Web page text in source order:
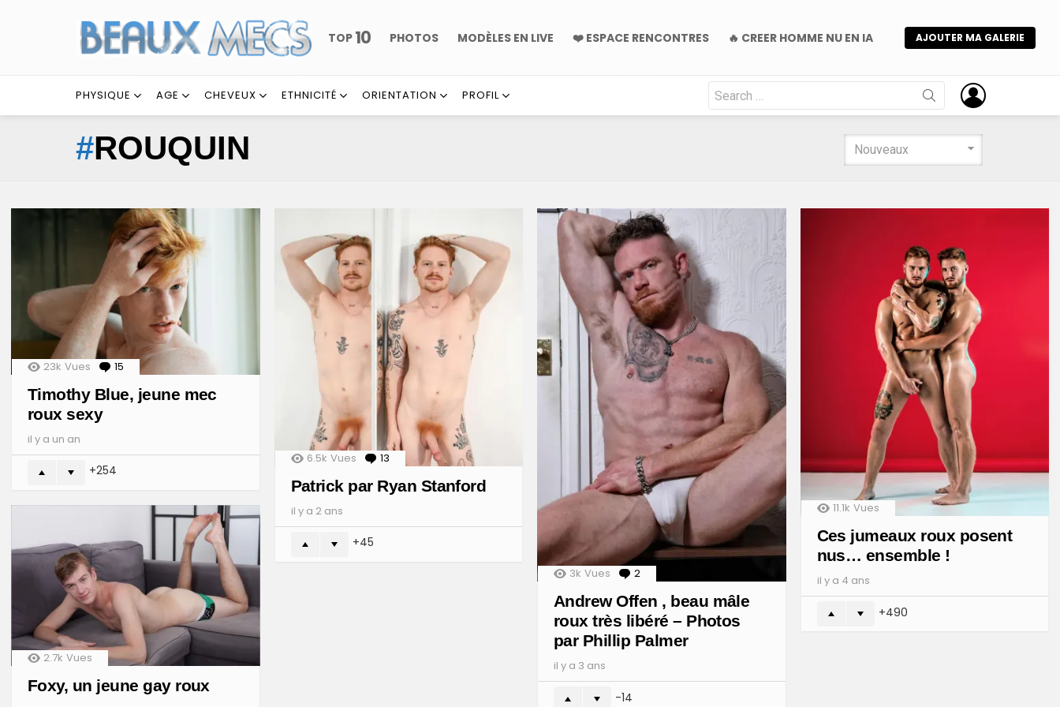
TOP 10 PHOTOS MODÈLES EN LIVE ❤️ ESPACE RENCONTRES 🔥 CREER HOMME NU EN IA AJOUTER MA GALERIE
PHYSIQUE AGE CHEVEUX ETHNICITÉ ORIENTATION PROFIL
Search
for:
ROUQUIN
STORIES
23k Vues 15 Comments
Timothy Blue, jeune mec
roux sexy
il y a un an
254
6.5k Vues 13 Comments
Patrick par Ryan Stanford
il y a 2 ans
45
3k Vues 2
Andrew Offen , beau mâle
roux très libéré – Photos
par Phillip Palmer
il y a 3 ans
-14
11.1k Vues
Ces jumeaux roux posent
nus… ensemble !
il y a 4 ans
490
2.7k Vues
Foxy, un jeune gay roux